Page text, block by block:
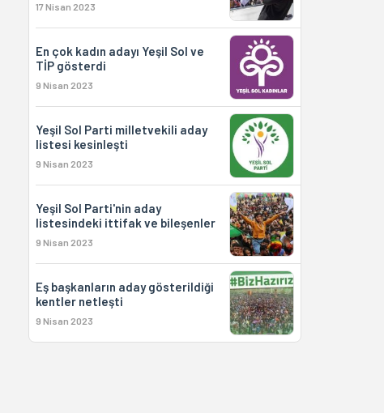
17 Nisan 2023
En çok kadın adayı Yeşil Sol ve
TİP gösterdi
9 Nisan 2023
Yeşil Sol Parti milletvekili aday
listesi kesinleşti
9 Nisan 2023
Yeşil Sol Parti'nin aday
listesindeki ittifak ve bileşenler
9 Nisan 2023
Eş başkanların aday gösterildiği
kentler netleşti
9 Nisan 2023